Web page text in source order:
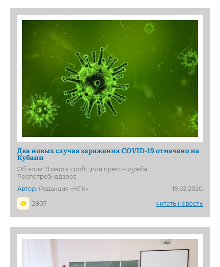
Два новых случая заражения COVID-19 отмечено на
Кубани
Об этом 19 марта сообщила пресс-служба
Роспотребнадзора
Автор: Редакция «НГК»
19.03.2020
2807
читать новость